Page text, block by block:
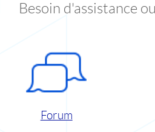
Besoin d'assistance
Forum